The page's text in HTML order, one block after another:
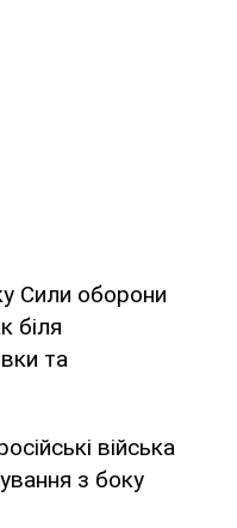
Сили оборони
біля
та
війська
з боку